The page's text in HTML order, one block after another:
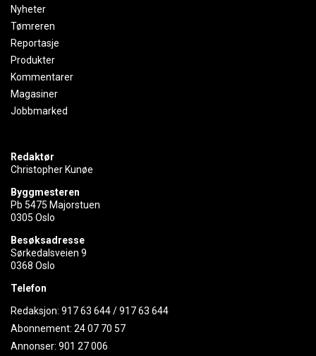
Nyheter
Tømreren
Reportasje
Produkter
Kommentarer
Magasiner
Jobbmarked
Redaktør
Christopher Kunøe
Byggmesteren
Pb 5475 Majorstuen
0305 Oslo
Besøksadresse
Sørkedalsveien 9
0368 Oslo
Telefon
Redaksjon: 917 63 644/917 63 644
Abonnement: 24 07 70 57
Annonser: 901 27 006